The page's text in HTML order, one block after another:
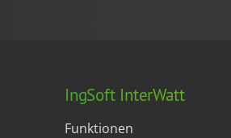
IngSoft InterWatt
Funktionen